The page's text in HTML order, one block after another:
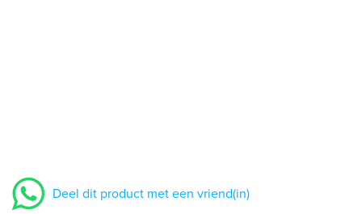
Deel dit product met een vriend(in)